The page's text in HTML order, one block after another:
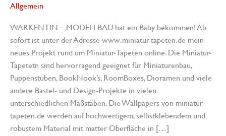
Allgemein
WARKENTIN – MODELLBAU hat ein Baby bekommen! Ab
sofort ist unter der Adresse www.miniatur-tapeten.de mein
neues Projekt rund um Miniatur-Tapeten online. Die Miniatur-
Tapetetn sind hervorragend geeignet für Miniaturenbau,
Puppenstuben, BookNook’s, RoomBoxes, Dioramen und viele
andere Bastel- und Design-Projekte in vielen
unterschiedlichen Maßstäben. Die Wallpapers von miniatur-
tapeten.de werden auf hochwertigem, selbstklebendem und
robustem Material mit matter Oberfläche in […]